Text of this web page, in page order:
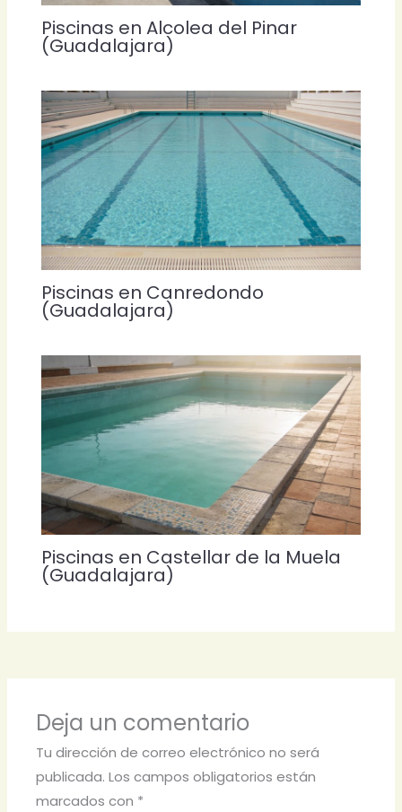
Piscinas en Alcolea del Pinar
(Guadalajara)
Piscinas en Canredondo
(Guadalajara)
Piscinas en Castellar de la Muela
(Guadalajara)
Deja un comentario
Tu dirección de correo electrónico no será
publicada. Los campos obligatorios están
marcados con *